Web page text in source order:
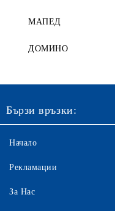
МАПЕД
ДОМИНО
Бързи връзки:
Начало
Рекламации
За Нас